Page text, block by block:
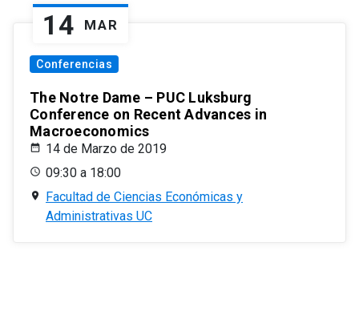
14 MAR
Conferencias
The Notre Dame – PUC Luksburg
Conference on Recent Advances in
Macroeconomics
14 de Marzo de 2019
09:30 a 18:00
Facultad de Ciencias Económicas y
Administrativas UC